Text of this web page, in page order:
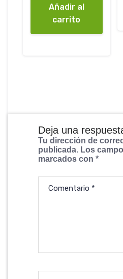
Añadir al
carrito
Deja una
Tu dirección de
publicada. Los
marcados con *
Comentario *